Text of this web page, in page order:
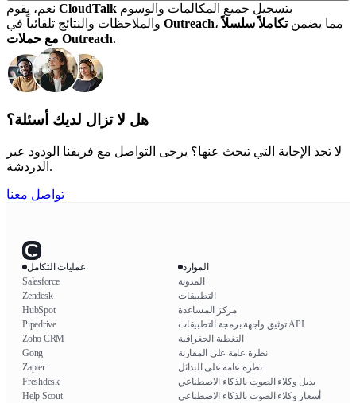
CloudTalk
Outreach ، مما يضمنتكاملاً سلسلاً
مع حملات Outreach.
هل لا تزال لديك أسئلة؟
لا تجد الإجابة التي تبحث عنها؟ يرجى التواصل مع فريقنا الودود عبر
الدردشة.
تواصل معنا
عمليات التكامل
Salesforce
Zendesk
HubSpot
Pipedrive
Zoho CRM
Gong
Zapier
Freshdesk
Help Scout
الموارد
المدونة
التطبيقات
مركز المساعدة
توثيق واجهة برمجة التطبيقات API
التغطية الجغرافية
نظرة عامة على المقارنة
نظرة عامة على البدائل
بديل وكلاء الصوت بالذكاء الاصطناعي
أسعار وكلاء الصوت بالذكاء الاصطناعي